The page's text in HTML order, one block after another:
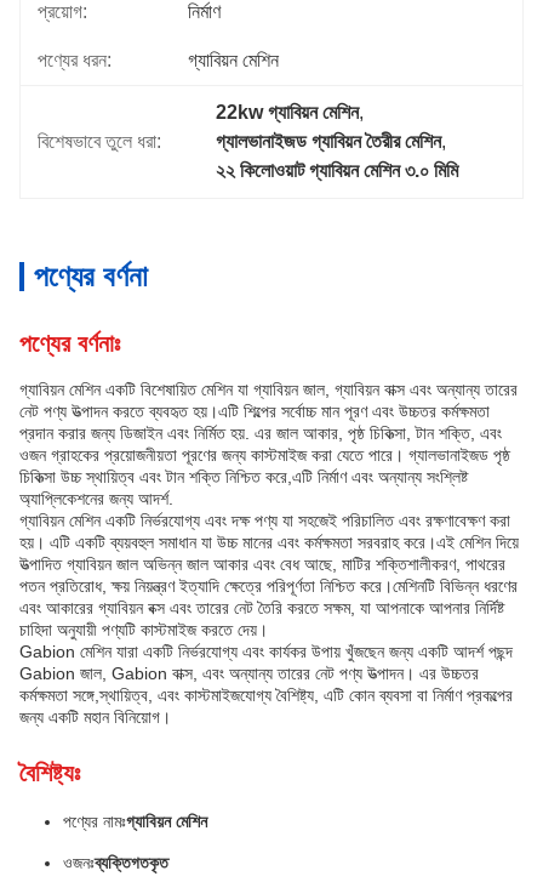
প্রয়োগ: নির্মাণ
পণ্যের ধরন: গ্যাবিয়ন মেশিন
বিশেষভাবে তুলে ধরা:
22kw গ্যাবিয়ন মেশিন,
গ্যালভানাইজড গ্যাবিয়ন তৈরীর মেশিন,
২২ কিলোওয়াট গ্যাবিয়ন মেশিন ৩.০ মিমি
পণ্যের বর্ণনা
পণ্যের বর্ণনাঃ
গ্যাবিয়ন মেশিন একটি বিশেষায়িত মেশিন যা গ্যাবিয়ন জাল, গ্যাবিয়ন বাক্স এবং অন্যান্য তারের
নেট পণ্য উত্পাদন করতে ব্যবহৃত হয়।এটি শিল্পের সর্বোচ্চ মান পূরণ এবং উচ্চতর কর্মক্ষমতা
প্রদান করার জন্য ডিজাইন এবং নির্মিত হয়. এর জাল আকার, পৃষ্ঠ চিকিত্সা, টান শক্তি, এবং
ওজন গ্রাহকের প্রয়োজনীয়তা পূরণের জন্য কাস্টমাইজ করা যেতে পারে। গ্যালভানাইজড পৃষ্ঠ
চিকিত্সা উচ্চ স্থায়িত্ব এবং টান শক্তি নিশ্চিত করে,এটি নির্মাণ এবং অন্যান্য সংশ্লিষ্ট
অ্যাপ্লিকেশনের জন্য আদর্শ.
গ্যাবিয়ন মেশিন একটি নির্ভরযোগ্য এবং দক্ষ পণ্য যা সহজেই পরিচালিত এবং রক্ষণাবেক্ষণ করা
হয়। এটি একটি ব্যয়বহুল সমাধান যা উচ্চ মানের এবং কর্মক্ষমতা সরবরাহ করে।এই মেশিন দিয়ে
উত্পাদিত গ্যাবিয়ন জাল অভিন্ন জাল আকার এবং বেধ আছে, মাটির শক্তিশালীকরণ, পাথরের
পতন প্রতিরোধ, ক্ষয় নিয়ন্ত্রণ ইত্যাদি ক্ষেত্রে পরিপূর্ণতা নিশ্চিত করে।মেশিনটি বিভিন্ন ধরণের
এবং আকারের গ্যাবিয়ন বক্স এবং তারের নেট তৈরি করতে সক্ষম, যা আপনাকে আপনার নির্দিষ্ট
চাহিদা অনুযায়ী পণ্যটি কাস্টমাইজ করতে দেয়।
Gabion মেশিন যারা একটি নির্ভরযোগ্য এবং কার্যকর উপায় খুঁজছেন জন্য একটি আদর্শ পছন্দ
Gabion জাল, Gabion বাক্স, এবং অন্যান্য তারের নেট পণ্য উত্পাদন। এর উচ্চতর
কর্মক্ষমতা সঙ্গে,স্থায়িত্ব, এবং কাস্টমাইজযোগ্য বৈশিষ্ট্য, এটি কোন ব্যবসা বা নির্মাণ প্রকল্পের
জন্য একটি মহান বিনিয়োগ।
বৈশিষ্ট্যঃ
পণ্যের নামঃগ্যাবিয়ন মেশিন
ওজনঃব্যক্তিগতকৃত